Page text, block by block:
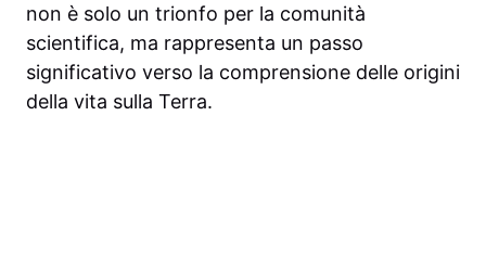
non è solo un trionfo per la comunità
scientifica, ma rappresenta un passo
significativo verso la comprensione delle origini
della vita sulla Terra.